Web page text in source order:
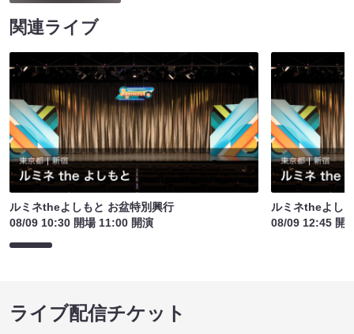
関連ライブ
ルミネtheよしもと お盆特別興行
08/09 10:30 開場 11:00 開演
ルミネtheよし
08/09 12:45 開
ライブ配信チケット